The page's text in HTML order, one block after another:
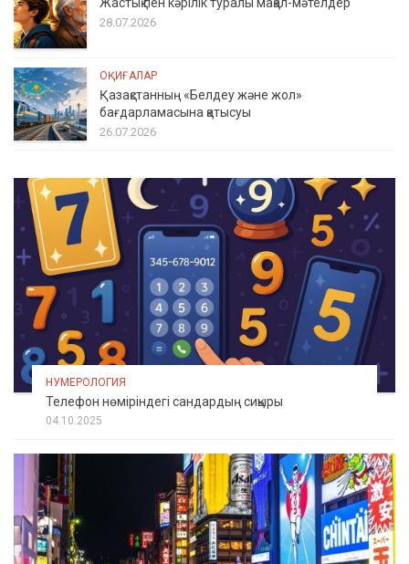
28.07.2026
ОҚИҒАЛАР
Қазақстанның «Белдеу және жол»
бағдарламасына қатысуы
26.07.2026
НУМЕРОЛОГИЯ
Телефон нөміріндегі сандардың сиқыры
04.10.2025